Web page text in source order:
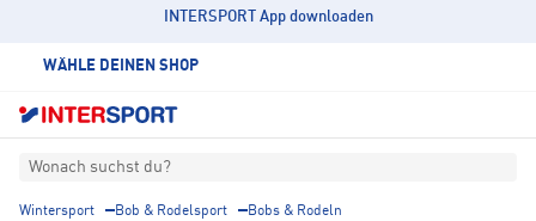
INTERSPORT App downloaden
WÄHLE DEINEN SHOP
Wonach suchst du?
Wintersport Bob & Rodelsport
Bobs & Rodeln